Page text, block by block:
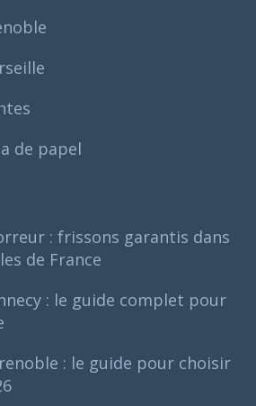
de papel
: frissons garantis dans
de France
: le guide complet pour
: le guide pour choisir